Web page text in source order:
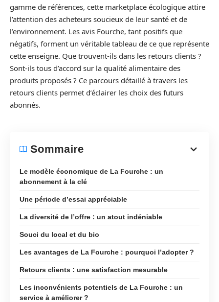
gamme de références, cette marketplace écologique attire
l’attention des acheteurs soucieux de leur santé et de
l’environnement. Les avis Fourche, tant positifs que
négatifs, forment un véritable tableau de ce que représente
cette enseigne. Que trouvent-ils dans les retours clients ?
Sont-ils tous d’accord sur la qualité alimentaire des
produits proposés ? Ce parcours détaillé à travers les
retours clients permet d’éclairer les choix des futurs
abonnés.
Sommaire
Le modèle économique de La Fourche : un
abonnement à la clé
Une période d’essai appréciable
La diversité de l’offre : un atout indéniable
Souci du local et du bio
Les avantages de La Fourche : pourquoi l’adopter ?
Retours clients : une satisfaction mesurable
Les inconvénients potentiels de La Fourche : un
service à améliorer ?